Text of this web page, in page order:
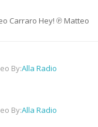
Carraro Hey! ℗ Matteo
By:Alla Radio
By:Alla Radio